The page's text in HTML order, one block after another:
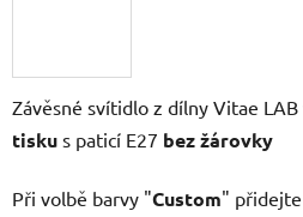
Závěsné svítidlo z dílny Vitae
tisku s paticí E27 bez žárovky
Při volbě barvy "Custom"